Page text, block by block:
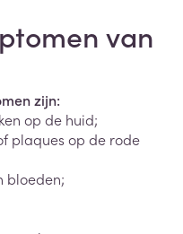
van
zijn:
op de huid;
plaques op de rode
bloeden;